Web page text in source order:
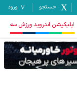
جستجو ورود
اپلیکیشن اندروید ورزش سه